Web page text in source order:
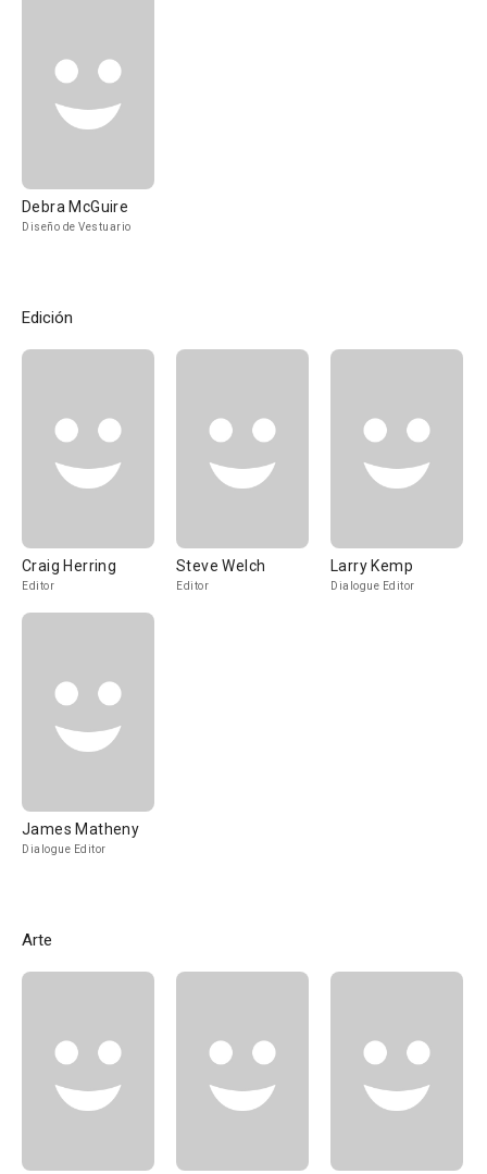
Debra McGuire
Diseño de Vestuario
Edición
Craig Herring
Editor
Steve Welch
Editor
Larry Kemp
Dialogue Editor
James Matheny
Dialogue Editor
Arte